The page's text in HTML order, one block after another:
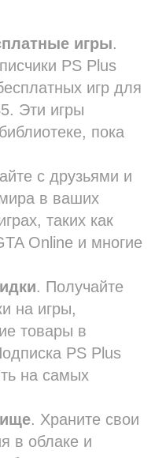
игры.
PS Plus
игр для
Эти игры
пока
с друзьями и
в ваших
таких как
Online и многие
. Получайте
на игры,
товары в
PS Plus
на самых
. Храните свои
в облаке и